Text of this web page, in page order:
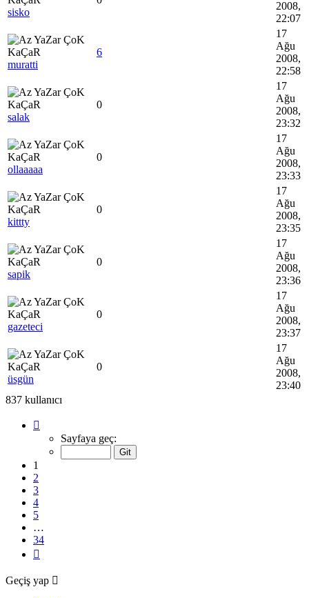
sisko
2008,
22:07
muratti
6
17
Ağu
2008,
22:58
salak
0
17
Ağu
2008,
23:32
ollaaaaa
0
17
Ağu
2008,
23:33
kittty
0
17
Ağu
2008,
23:35
sapik
0
17
Ağu
2008,
23:36
gazeteci
0
17
Ağu
2008,
23:37
üsgün
0
17
Ağu
2008,
23:40
837 kullanıcı
sayfa
(Toplam
Sayfaya geç:
1
2
3
4
5
…
34
Geçiş yap